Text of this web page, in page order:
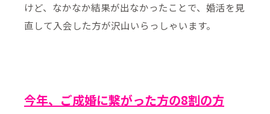
けど、なかなか結果が出なかったことで、婚活を見
直して入会した方が沢山いらっしゃいます。
今年、ご成婚に繋がった方の8割の方